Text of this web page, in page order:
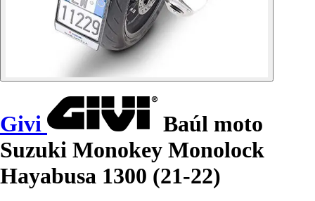
Givi
Baúl moto
Suzuki Monokey Monolock
Hayabusa 1300 (21-22)